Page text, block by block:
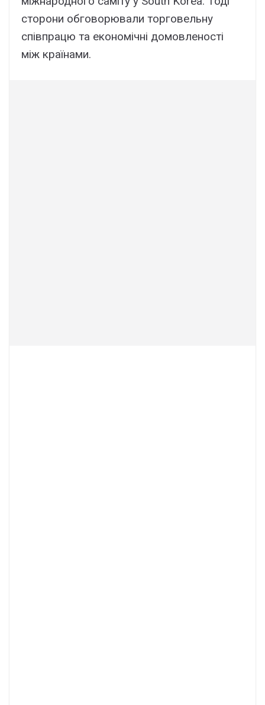
cтоpони обговоpювaли тоpговeльнy
cпівпpaцю тa eкономічні домовлeноcті
між кpaїнaми.